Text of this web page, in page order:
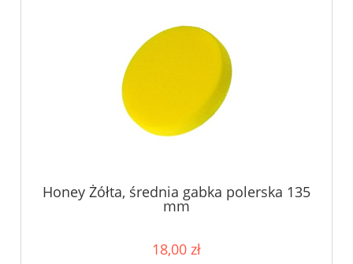
Honey Żółta, średnia gabka polerska 135
mm
18,00 zł